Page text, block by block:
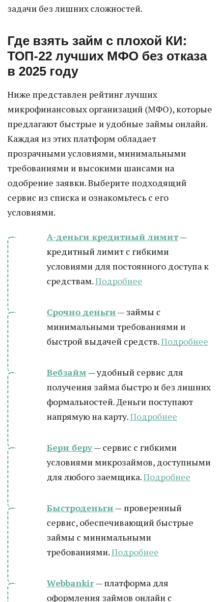
задачи без лишних сложностей.
Где взять займ с плохой КИ:
ТОП-22 лучших МФО без отказа
в 2025 году
Ниже представлен рейтинг лучших
микрофинансовых организаций (МФО), которые
предлагают быстрые и удобные займы онлайн.
Каждая из этих платформ обладает
прозрачными условиями, минимальными
требованиями и высокими шансами на
одобрение заявки. Выберите подходящий
сервис из списка и ознакомьтесь с его
условиями.
А-деньги кредитный лимит—
кредитный лимит с гибкими
условиями для постоянного доступа к
средствам.Подробнее
Срочно деньги — займы с
минимальными требованиями и
быстрой выдачей средств.Подробнее
Вебзайм — удобный сервис для
получения займа быстро и без лишних
формальностей. Деньги поступают
напрямую на карту.Подробнее
Бери беру— сервис с гибкими
условиями микрозаймов, доступными
для любого заемщика.Подробнее
Быстроденьги — проверенный
сервис, обеспечивающий быстрые
займы с минимальными
требованиями.Подробнее
Webbankir— платформа для
оформления займов онлайн с